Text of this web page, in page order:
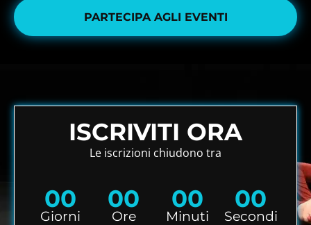
PARTECIPA AGLI EVENTI
ISCRIVITI ORA
Le iscrizioni chiudono tra
00
Giorni
00
Ore
00
Minuti
00
Secondi